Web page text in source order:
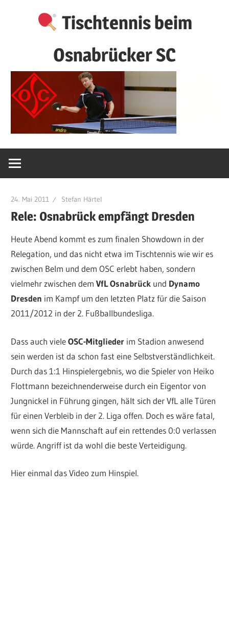
Tischtennis beim
Osnabrücker SC
24. Mai 2011 Stefan Härtel
Rele: Osnabrück empfängt Dresden
Heute Abend kommt es zum finalen Showdown in der
Relegation, und das nicht etwa im Tischtennis wie wir es
zwischen Belm und dem OSC erlebt haben, sondern
vielmehr zwischen demVfL Osnabrück und Dynamo
Dresden im Kampf um den letzten Platz für die Saison
2011/2012 in der 2. Fußballbundesliga.
Dass auch vieleOSC-Mitglieder im Stadion anwesend
sein werden ist da schon fast eine Selbstverständlichkeit.
Durch das 1:1 Hinspielergebnis, wo die Spieler von Heiko
Flottmann bezeichnenderweise durch ein Eigentor von
Jungnickel in Führung gingen, hält sich der VfL alle Türen
für einen Verbleib in der 2. Liga offen. Doch es wäre fatal,
wenn sich die Mannschaft auf ein rettendes 0:0 verlassen
würde. Angriff ist da wohl die beste Verteidigung.
Hier einmal das Video zum Hinspiel.